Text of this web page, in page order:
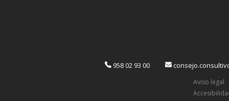
958 02 93 00
Aviso legal